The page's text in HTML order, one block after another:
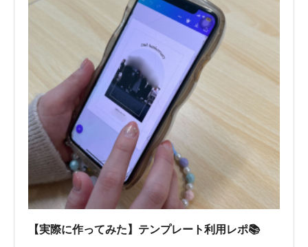
【実際に作ってみた】テンプレート利用レポ📚